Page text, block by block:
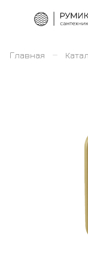
Главная –